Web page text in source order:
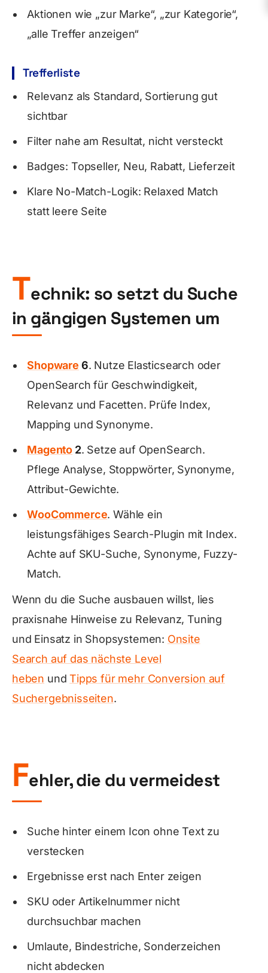
Aktionen wie „zur Marke“, „zur Kategorie“,
„alle Treffer anzeigen“
Trefferliste
Relevanz als Standard, Sortierung gut
sichtbar
Filter nahe am Resultat, nicht versteckt
Badges: Topseller, Neu, Rabatt, Lieferzeit
Klare No-Match-Logik: Relaxed Match
statt leere Seite
Technik: so setzt du Suche
in gängigen Systemen um
Shopware 6. Nutze Elasticsearch oder
OpenSearch für Geschwindigkeit,
Relevanz und Facetten. Prüfe Index,
Mapping und Synonyme.
Magento 2. Setze auf OpenSearch.
Pflege Analyse, Stoppwörter, Synonyme,
Attribut-Gewichte.
WooCommerce. Wähle ein
leistungsfähiges Search-Plugin mit Index.
Achte auf SKU-Suche, Synonyme, Fuzzy-
Match.
Wenn du die Suche ausbauen willst, lies
praxisnahe Hinweise zu Relevanz, Tuning
und Einsatz in Shopsystemen: Onsite
Search auf das nächste Level
heben undTipps für mehr Conversion auf
Suchergebnisseiten.
Fehler, die du vermeidest
Suche hinter einem Icon ohne Text zu
verstecken
Ergebnisse erst nach Enter zeigen
SKU oder Artikelnummer nicht
durchsuchbar machen
Umlaute, Bindestriche, Sonderzeichen
nicht abdecken